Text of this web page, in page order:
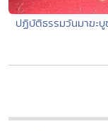
ปฏิบัติธรรมวันมาฆะ